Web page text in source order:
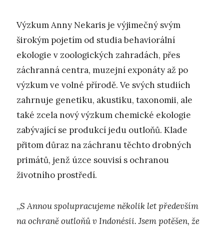
Výzkum Anny Nekaris je výjimečný svým
širokým pojetím od studia behaviorální
ekologie v zoologických zahradách, přes
záchranná centra, muzejní exponáty až po
výzkum ve volné přírodě. Ve svých studiích
zahrnuje genetiku, akustiku, taxonomii, ale
také zcela nový výzkum chemické ekologie
zabývající se produkcí jedu outloňů. Klade
přitom důraz na záchranu těchto drobných
primátů, jenž úzce souvisí s ochranou
životního prostředí.
„S Annou spolupracujeme několik let především
na ochraně outloňů v Indonésii. Jsem potěšen, že